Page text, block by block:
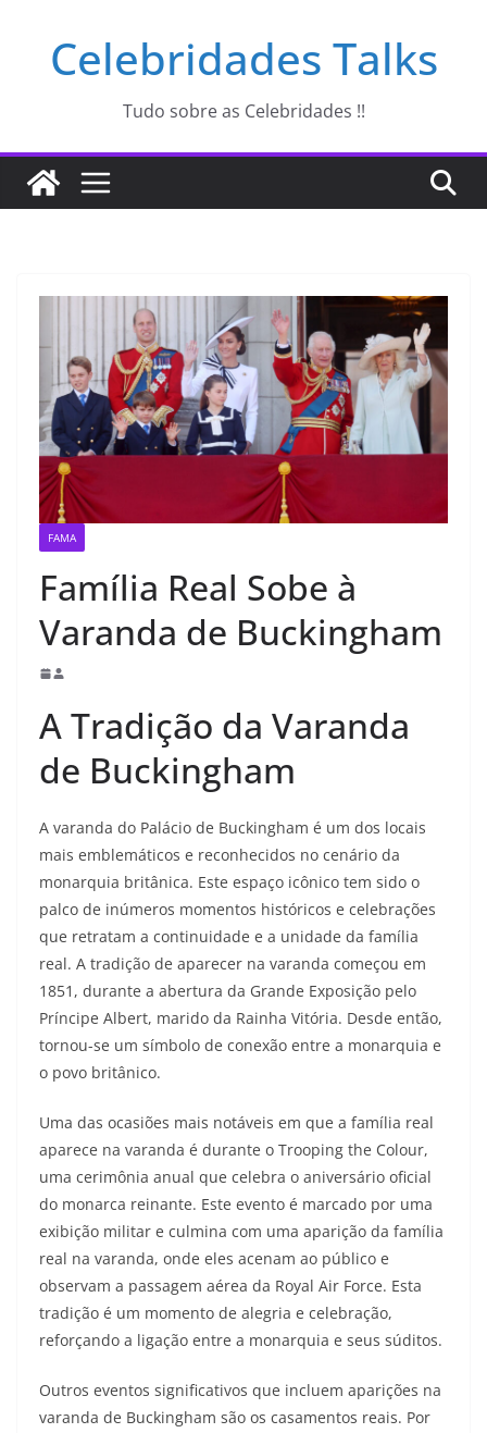
Celebridades Talks
Tudo sobre as Celebridades !!
FAMA
Família Real Sobe à
Varanda de Buckingham
A Tradição da Varanda
de Buckingham
A varanda do Palácio de Buckingham é um dos locais
mais emblemáticos e reconhecidos no cenário da
monarquia britânica. Este espaço icônico tem sido o
palco de inúmeros momentos históricos e celebrações
que retratam a continuidade e a unidade da família
real. A tradição de aparecer na varanda começou em
1851, durante a abertura da Grande Exposição pelo
Príncipe Albert, marido da Rainha Vitória. Desde então,
tornou-se um símbolo de conexão entre a monarquia e
o povo britânico.
Uma das ocasiões mais notáveis em que a família real
aparece na varanda é durante o Trooping the Colour,
uma cerimônia anual que celebra o aniversário oficial
do monarca reinante. Este evento é marcado por uma
exibição militar e culmina com uma aparição da família
real na varanda, onde eles acenam ao público e
observam a passagem aérea da Royal Air Force. Esta
tradição é um momento de alegria e celebração,
reforçando a ligação entre a monarquia e seus súditos.
Outros eventos significativos que incluem aparições na
varanda de Buckingham são os casamentos reais. Por